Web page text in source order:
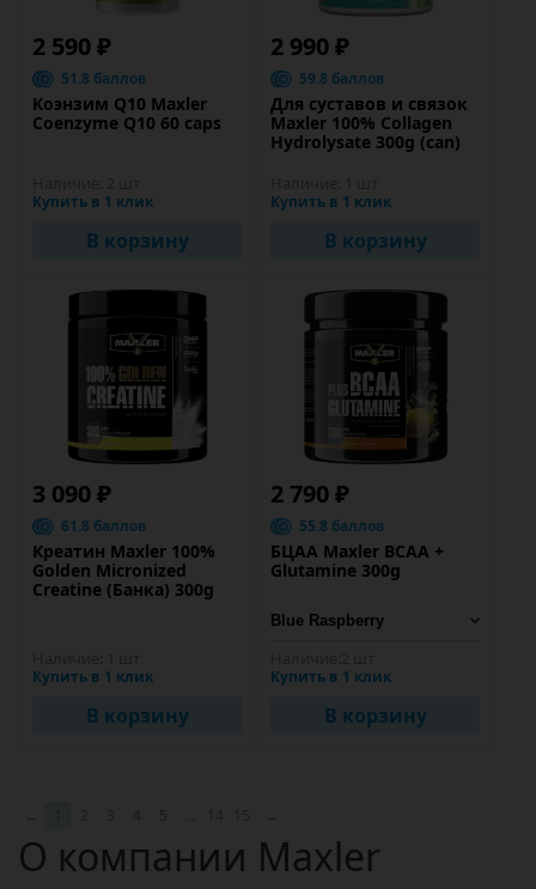
2 590 ₽
51.8 баллов
Коэнзим Q10 Maxler
Coenzyme Q10 60 caps
Купить в 1 клик
В корзину
2 990 ₽
59.8 баллов
Для суставов и связок
Maxler 100% Сollagen
Hydrolysate 300g (can)
Купить в 1 клик
В корзину
3 090 ₽
61.8 баллов
Креатин Maxler 100%
Golden Micronized
Creatine (Банка) 300g
Купить в 1 клик
В корзину
2 790 ₽
55.8 баллов
БЦАА Maxler BCAA +
Glutamine 300g
Купить в 1 клик
В корзину
О компании Maxler